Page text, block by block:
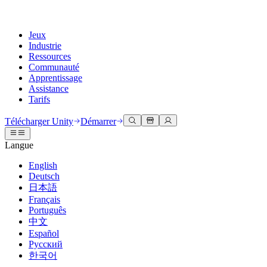
Jeux
Industrie
Ressources
Communauté
Apprentissage
Assistance
Tarifs
Moteur Unity
Créez des jeux 2D et 3D pour n'importe quelle plateforme
Collaboration
Collaborez et itérez rapidement avec votre équipe
Télécharger Unity
Offres et tarifs
Déployez
Multiplateforme
Collaboration 3D
Construisez et révisez des projets 3D en temps réel
Formation immersive
Entraînez-vous dans des environnements immersifs
Expériences client
Créez des expériences interactives 3D
Secteurs
Fabrication
Documentation
Outils de développement
Versions de publication et suivi des problèmes
Feuille de route
Examiner les fonctionnalités à venir
Glossaire
Discussions
Événements
Événements mondiaux et locaux
Histoires de la communauté
Made with Unity
Mise en avant des créateurs Unity
Unity Learn
Maîtrisez les compétences Unity gratuitement
Formation professionnelle
Améliorez votre équipe avec des formateurs Unity
Vous découvrez Unity ?
Démarrer
Démarrez votre apprentissage
Parcours essentiels Unity
Obtenir de l'aide
Vous aider à réussir avec Unity
Plans de succès
Atteignez vos objectifs plus rapidement avec un support expert
FAQ
Réponses aux questions courantes
Contactez-nous.
Connectez-vous avec notre équipe
Télécharger Unity Démarrer
Langue
English
Deutsch
日本語
Français
Português
中文
Español
Русский
한국어